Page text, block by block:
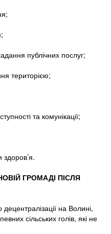
публічних послуг;
територією;
та комунікації;
здоров’я.
ГРОМАДІ ПІСЛЯ
на Волині,
сільських голів, які не